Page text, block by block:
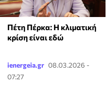
Πέτη Πέρκα: Η κλιματική
κρίση είναι εδώ
ienergeia.gr 08.03.2026 -
07:27